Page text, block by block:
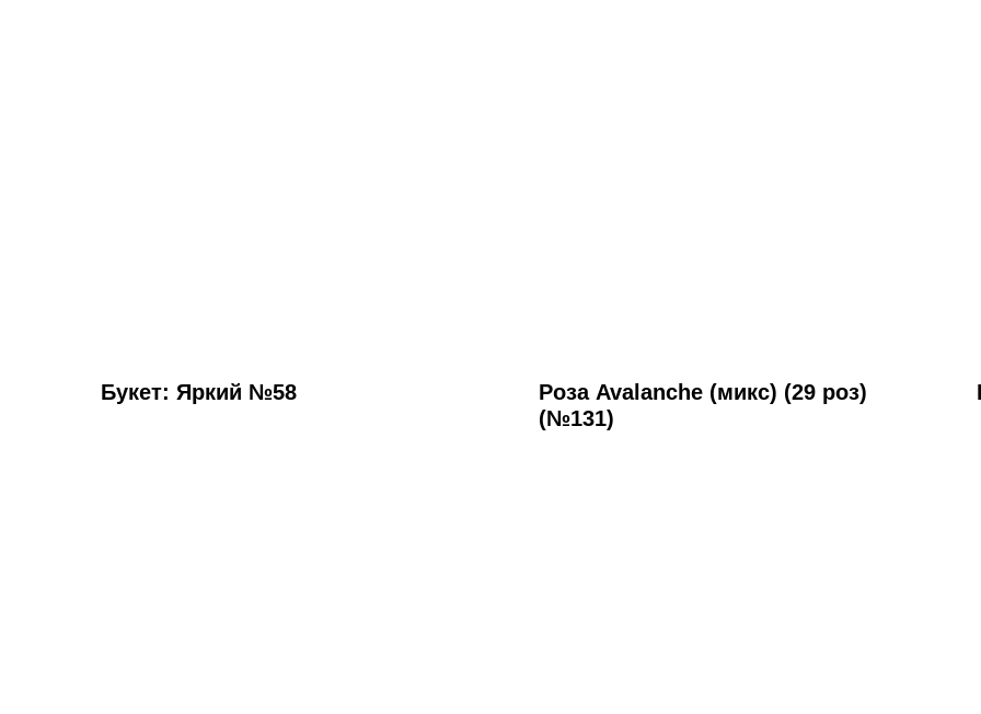
Букет: Яркий №58
Роза Avalanche (микс) (29 роз)
(№131)